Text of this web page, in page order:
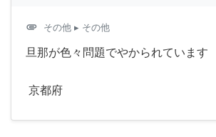
attachment その他 ▸ その他
旦那が色々問題でやかられています
京都府